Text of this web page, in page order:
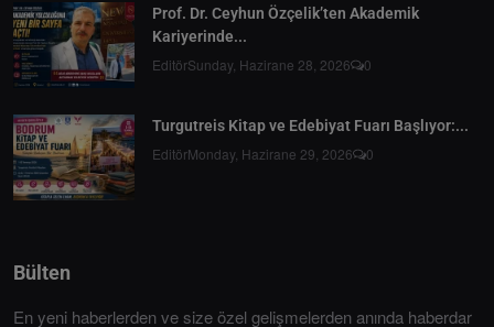
Prof. Dr. Ceyhun Özçelik’ten Akademik
Kariyerinde...
EditörSunday, Hazirane 28, 2026 0
Turgutreis Kitap ve Edebiyat Fuarı Başlıyor:...
EditörMonday, Hazirane 29, 2026 0
Bülten
En yeni haberlerden ve size özel gelişmelerden anında haberdar